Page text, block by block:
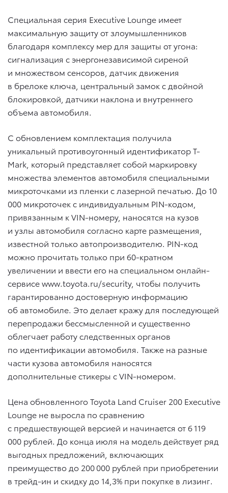
Специальная серия Executive Lounge имеет
максимальную защиту от злоумышленников
благодаря комплексу мер для защиты от угона:
сигнализация с энергонезависимой сиреной
и множеством сенсоров, датчик движения
в брелоке ключа, центральный замок с двойной
блокировкой, датчики наклона и внутреннего
объема автомобиля.
С обновлением комплектация получила
уникальный противоугонный идентификатор T-
Mark, который представляет собой маркировку
множества элементов автомобиля специальными
микроточками из пленки с лазерной печатью. До 10
000 микроточек с индивидуальным PIN-кодом,
привязанным к VIN-номеру, наносятся на кузов
и узлы автомобиля согласно карте размещения,
известной только автопроизводителю. PIN-код
можно прочитать только при 60-кратном
увеличении и ввести его на специальном онлайн-
сервисе www.toyota.ru/security, чтобы получить
гарантированно достоверную информацию
об автомобиле. Это делает кражу для последующей
перепродажи бессмысленной и существенно
облегчает работу следственных органов
по идентификации автомобиля. Также на разные
части кузова автомобиля наносятся
дополнительные стикеры с VIN-номером.
Цена обновленного Toyota Land Cruiser 200 Executive
Lounge не выросла по сравнению
с предшествующей версией и начинается от 6 119
000 рублей. До конца июля на модель действует ряд
выгодных предложений, включающих
преимущество до 200 000 рублей при приобретении
в трейд-ин и скидку до 14,3% при покупке в лизинг.